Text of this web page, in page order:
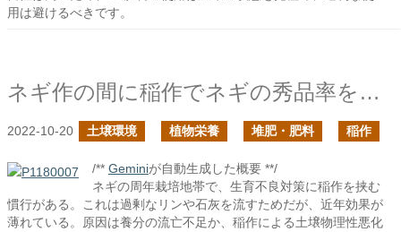
用は避けるべきです。
ネギ作の間に稲作でネギの秀品率を上げるつもりが…
2022-10-20 土壌環境 植物栄養 堆肥・肥料 稲作
/** Geminiが自動生成した概要 **/
ネギの周年栽培地帯で、生育不良対策に稲作を挟む
慣行がある。これは過剰なリンや石灰を流すためだが、近年効果が
薄れている。原因は養分の流亡不足か、稲作による土壌物理性悪化